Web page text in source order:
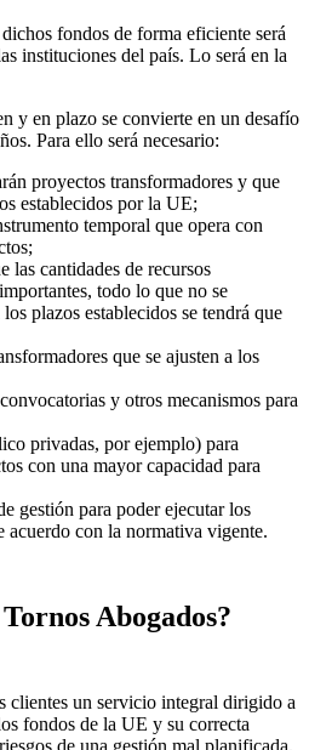
fondos de forma eficiente será
instituciones del país. Lo será en la
y en plazo se convierte en un desafío
Para ello será necesario:
proyectos transformadores y que
establecidos por la UE;
temporal que opera con
las cantidades de recursos
todo lo que no se
plazos establecidos se tendrá que
que se ajusten a los
y otros mecanismos para
privadas, por ejemplo) para
con una mayor capacidad para
gestión para poder ejecutar los
acuerdo con la normativa vigente.
Abogados?
clientes un servicio integral dirigido a
fondos de la UE y su correcta